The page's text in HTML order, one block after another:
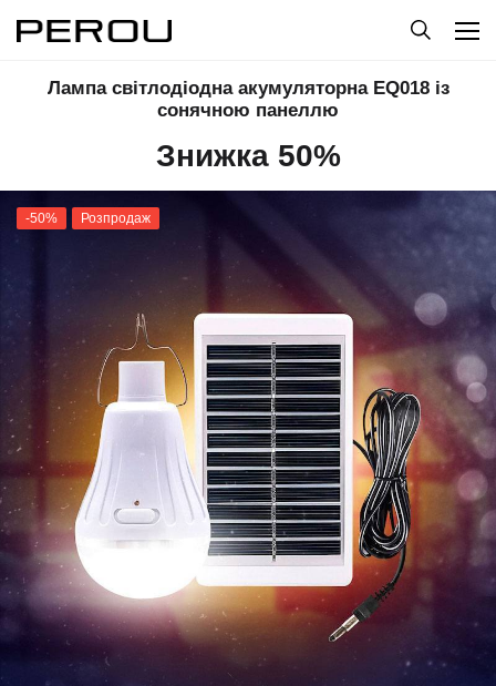
Лампа світлодіодна акумуляторна EQ018 із
сонячною панеллю
Знижка 50%
-50% Розпродаж